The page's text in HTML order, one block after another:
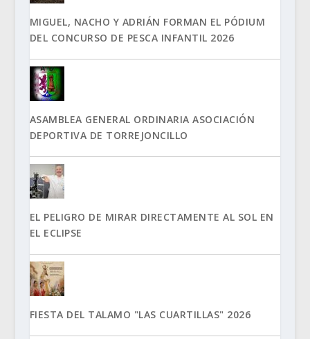
MIGUEL, NACHO Y ADRIÁN FORMAN EL PÓDIUM
DEL CONCURSO DE PESCA INFANTIL 2026
ASAMBLEA GENERAL ORDINARIA ASOCIACIÓN
DEPORTIVA DE TORREJONCILLO
EL PELIGRO DE MIRAR DIRECTAMENTE AL SOL EN
EL ECLIPSE
FIESTA DEL TALAMO "LAS CUARTILLAS" 2026